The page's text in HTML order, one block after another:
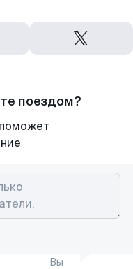
поездом?
Вы